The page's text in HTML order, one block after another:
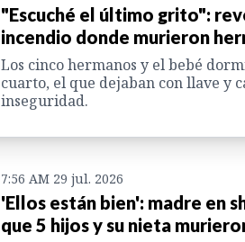
"Escuché el último grito":
incendio donde murieron
Los cinco hermanos y el bebé
cuarto, el que dejaban con llave y
inseguridad.
7:56 AM 29 jul. 2026
'Ellos están bien': madre en
que 5 hijos y su nieta